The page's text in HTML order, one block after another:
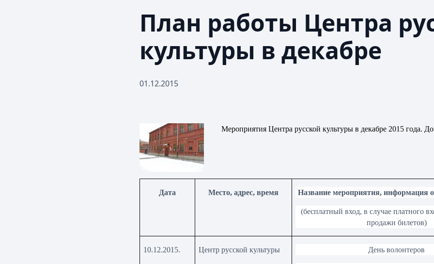
План работы Центра
культуры в декабре
01.12.2015
Мероприятия Центра русской культуры в декабре 2015 года.
Дата Место, адрес, время Название мероприятия, информация
(бесплатный вход, в случае платного
продажи билетов)
10.12.2015. Центр русской культуры День волонтеров